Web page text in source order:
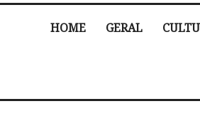
HOME GERAL